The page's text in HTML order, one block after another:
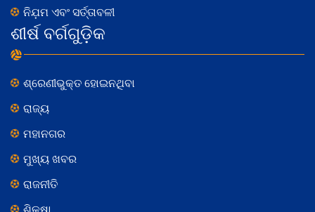
ନିଯ଼ମ ଏବଂ ସର୍ତ୍ତାବଳୀ
ଶୀର୍ଷ ବର୍ଗଗୁଡ଼ିକ
ଶ୍ରେଣୀଭୁକ୍ତ ହୋଇନଥିବା
ରାଜ୍ୟ
ମହାନଗର
ମୁଖ୍ୟ ଖବର
ରାଜନୀତି